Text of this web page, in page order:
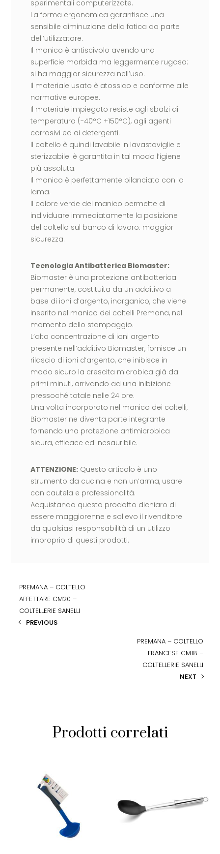
sperimentali computerizzate.
La forma ergonomica garantisce una
sensibile diminuzione della fatica da parte
dell’utilizzatore.
Il manico è antiscivolo avendo una
superficie morbida ma leggermente rugosa:
si ha maggior sicurezza nell’uso.
Il materiale usato è atossico e conforme alle
normative europee.
Il materiale impiegato resiste agli sbalzi di
temperatura (-40°C +150°C), agli agenti
corrosivi ed ai detergenti.
Il coltello è quindi lavabile in lavastoviglie e
sterizzabile. è garantita in tal modo l’igiene
più assoluta.
Il manico è perfettamente bilanciato con la
lama.
Il colore verde del manico permette di
individuare immediatamente la posizione
del coltello sul banco di lavoro: maggior
sicurezza.
Tecnologia Antibatterica Biomaster:
Biomaster è una protezione antibatterica
permanente, costituita da un additivo a
base di ioni d’argento, inorganico, che viene
inserito nel manico dei coltelli Premana, nel
momento dello stampaggio.
L’alta concentrazione di ioni argento
presente nell’additivo Biomaster, fornisce un
rilascio di ioni d’argento, che inibisce in
modo sicuro la crescita microbica già dai
primi minuti, arrivando ad una inibizione
pressoché totale nelle 24 ore.
Una volta incorporato nel manico dei coltelli,
Biomaster ne diventa parte integrante
fornendo una protezione antimicrobica
sicura, efficace ed inesauribile.
ATTENZIONE: Questo articolo è uno
strumento da cucina e non un’arma, usare
con cautela e professionalità.
Acquistando questo prodotto dichiaro di
essere maggiorenne e sollevo il rivenditore
da qualsiasi responsabilità di un utilizzo
improprio di questi prodotti.
PREMANA – COLTELLO
AFFETTARE CM20 –
COLTELLERIE SANELLI
PREVIOUS
PREMANA – COLTELLO
FRANCESE CM18 –
COLTELLERIE SANELLI
NEXT
Prodotti correlati